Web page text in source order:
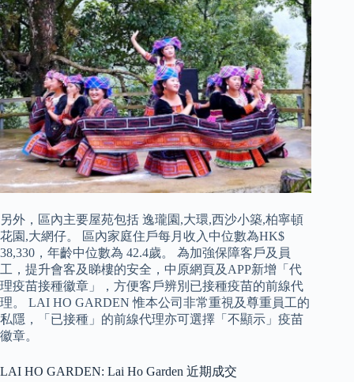
另外，區內主要屋苑包括 逸瓏園,大環,西沙小築,柏寧頓
花園,大網仔。 區內家庭住戶每月收入中位數為HK$
38,330，年齡中位數為 42.4歲。 為加強保障客戶及員
工，提升會客及睇樓的安全，中原網頁及APP新增「代
理疫苗接種徽章」，方便客戶辨別已接種疫苗的前線代
理。 LAI HO GARDEN 惟本公司非常重視及尊重員工的
私隱，「已接種」的前線代理亦可選擇「不顯示」疫苗
徽章。
LAI HO GARDEN: Lai Ho Garden 近期成交